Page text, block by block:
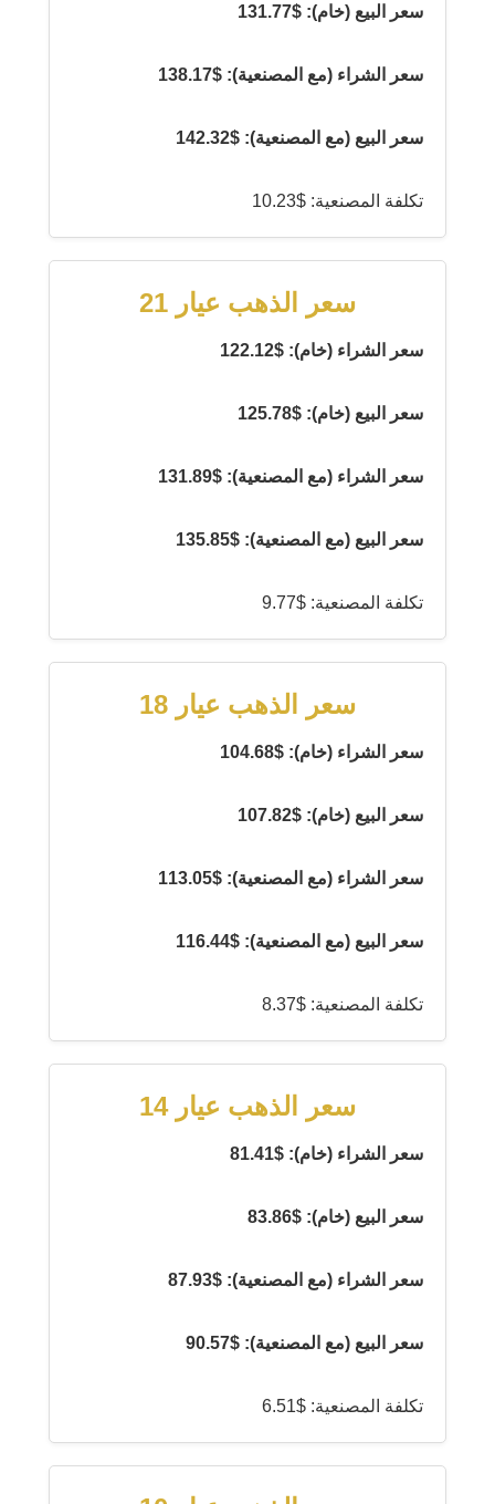
سعر البيع (خام): $131.77
سعر الشراء (مع المصنعية): $138.17
سعر البيع (مع المصنعية): $142.32
تكلفة المصنعية: $10.23
سعر الذهب عيار 21
سعر الشراء (خام): $122.12
سعر البيع (خام): $125.78
سعر الشراء (مع المصنعية): $131.89
سعر البيع (مع المصنعية): $135.85
تكلفة المصنعية: $9.77
سعر الذهب عيار 18
سعر الشراء (خام): $104.68
سعر البيع (خام): $107.82
سعر الشراء (مع المصنعية): $113.05
سعر البيع (مع المصنعية): $116.44
تكلفة المصنعية: $8.37
سعر الذهب عيار 14
سعر الشراء (خام): $81.41
سعر البيع (خام): $83.86
سعر الشراء (مع المصنعية): $87.93
سعر البيع (مع المصنعية): $90.57
تكلفة المصنعية: $6.51